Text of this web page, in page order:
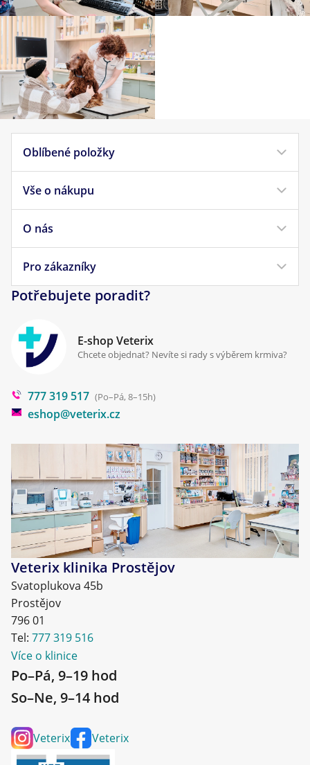
Oblíbené položky
Krmivo pro psy
Krmivo pro kočky
Pamlsky pro psy
Vše o nákupu
Doprava a platba
Obchodní podmínky
Reklamace a vrácení
Cookies a podmínky používání
O nás
Náš příběh
Pro zákazníky
Klinika Prostějov
Poradna
Blog
Potřebujete poradit?
E-shop Veterix
Chcete objednat? Nevíte si rady s výběrem krmiva?
777 319 517 (Po–Pá, 8–15h)
eshop@veterix.cz
Veterix klinika Prostějov
Svatoplukova 45b
Prostějov
796 01
Tel: 777 319 516
Více o klinice
Po–Pá, 9–19 hod
So–Ne, 9–14 hod
Veterix Veterix